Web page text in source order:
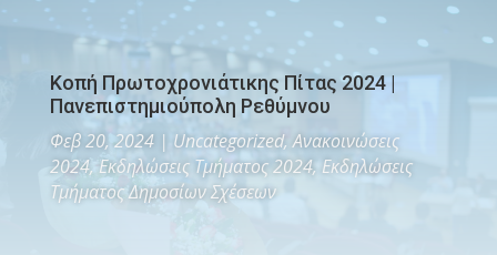
Κοπή Πρωτοχρονιάτικης Πίτας 2024 |
Πανεπιστημιούπολη Ρεθύμνου
Φεβ 20, 2024| Uncategorized,Ανακοινώσεις
2024, Εκδηλώσεις Τμήματος 2024, Εκδηλώσεις
Τμήματος Δημοσίων Σχέσεων